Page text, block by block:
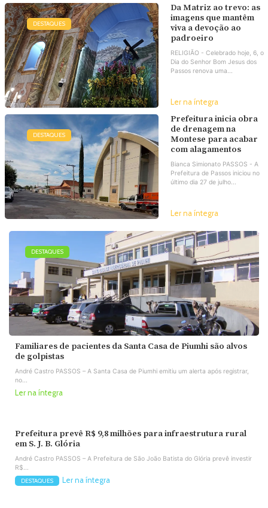
DESTAQUES
Da Matriz ao trevo: as
imagens que mantêm
viva a devoção ao
padroeiro
RELIGIÃO - Celebrado hoje, 6, o
Dia do Senhor Bom Jesus dos
Passos renova uma...
Ler na íntegra
DESTAQUES
Prefeitura inicia obra
de drenagem na
Montese para acabar
com alagamentos
Bianca Simionato PASSOS - A
Prefeitura de Passos iniciou no
último dia 27 de julho...
Ler na íntegra
DESTAQUES
Familiares de pacientes da Santa Casa de Piumhi são alvos
de golpistas
André Castro PASSOS – A Santa Casa de Piumhi emitiu um alerta após registrar,
no...
Ler na íntegra
Prefeitura prevê R$ 9,8 milhões para infraestrutura rural
em S. J. B. Glória
André Castro PASSOS – A Prefeitura de São João Batista do Glória prevê investir
R$...
DESTAQUES Ler na íntegra